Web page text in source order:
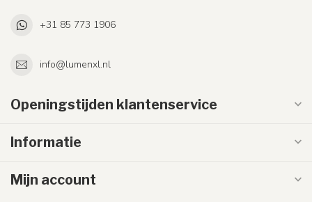
+31 85 773 1906
info@lumenxl.nl
Openingstijden klantenservice
Informatie
Mijn account